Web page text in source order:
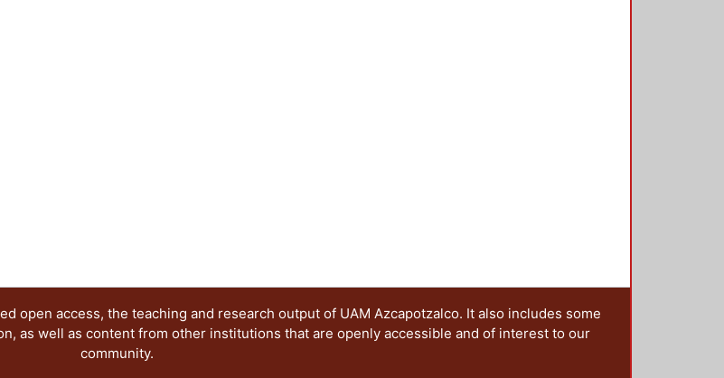
open access, the teaching and research output of UAM Azcapotzalco. It also includes some
as well as content from other institutions that are openly accessible and of interest to our
community.